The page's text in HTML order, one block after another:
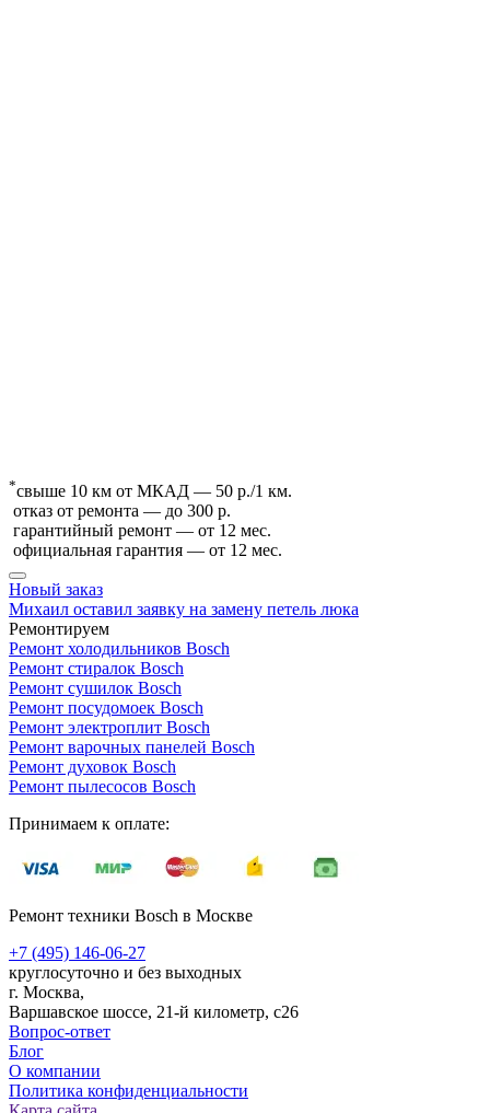
*свыше 10 км от МКАД — 50 р./1 км.
отказ от ремонта — до 300 р.
гарантийный ремонт — от 12 мес.
официальная гарантия — от 12 мес.
Новый заказ
Михаил оставил заявку на замену петель люка
Ремонтируем
Ремонт холодильников Bosch
Ремонт стиралок Bosch
Ремонт сушилок Bosch
Ремонт посудомоек Bosch
Ремонт электроплит Bosch
Ремонт варочных панелей Bosch
Ремонт духовок Bosch
Ремонт пылесосов Bosch
Принимаем к оплате:
Ремонт техники Bosch в Москве
+7 (495) 146-06-27
круглосуточно и без выходных
г. Москва,
Варшавское шоссе, 21-й километр, с26
Вопрос-ответ
Блог
О компании
Политика конфиденциальности